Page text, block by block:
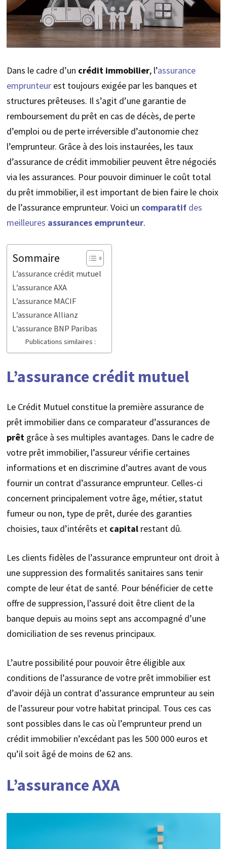
Dans le cadre d’un crédit immobilier, l’assurance
emprunteurest toujours exigée par les banques et
structures prêteuses. Il s’agit d’une garantie de
remboursement du prêt en cas de décès, de perte
d’emploi ou de perte irréversible d’autonomie chez
l’emprunteur. Grâce à des lois instaurées, les taux
d’assurance de crédit immobilier peuvent être négociés
via les assurances. Pour pouvoir diminuer le coût total
du prêt immobilier, il est important de bien faire le choix
de l’assurance emprunteur. Voici un comparatif des
meilleures assurances emprunteur.
Sommaire
L’assurance crédit mutuel
L’assurance AXA
L’assurance MACIF
L’assurance Allianz
L’assurance BNP Paribas
Publications similaires :
L’assurance crédit mutuel
Le Crédit Mutuel constitue la première assurance de
prêt immobilier dans ce comparateur d’assurances de
prêtgrâce à ses multiples avantages. Dans le cadre de
votre prêt immobilier, l’assureur vérifie certaines
informations et en discrimine d’autres avant de vous
fournir un contrat d’assurance emprunteur. Celles-ci
concernent principalement votre âge, métier, statut
fumeur ou non, type de prêt, durée des garanties
choisies, taux d’intérêts et capital restant dû.
Les clients fidèles de l’assurance emprunteur ont droit à
une suppression des formalités sanitaires sans tenir
compte de leur état de santé. Pour bénéficier de cette
offre de suppression, l’assuré doit être client de la
banque depuis au moins sept ans accompagné d’une
domiciliation de ses revenus principaux.
L’autre possibilité pour pouvoir être éligible aux
conditions de l’assurance de votre prêt immobilier est
d’avoir déjà un contrat d’assurance emprunteur au sein
de l’assureur pour votre habitat principal. Tous ces cas
sont possibles dans le cas où l’emprunteur prend un
crédit immobilier n’excédant pas les 500 000 euros et
qu’il soit âgé de moins de 62 ans.
L’assurance AXA